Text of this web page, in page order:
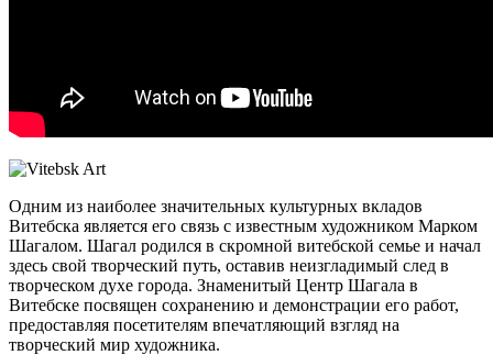
Одним из наиболее значительных культурных вкладов
Витебска является его связь с известным художником Марком
Шагалом. Шагал родился в скромной витебской семье и начал
здесь свой творческий путь, оставив неизгладимый след в
творческом духе города. Знаменитый Центр Шагала в
Витебске посвящен сохранению и демонстрации его работ,
предоставляя посетителям впечатляющий взгляд на
творческий мир художника.